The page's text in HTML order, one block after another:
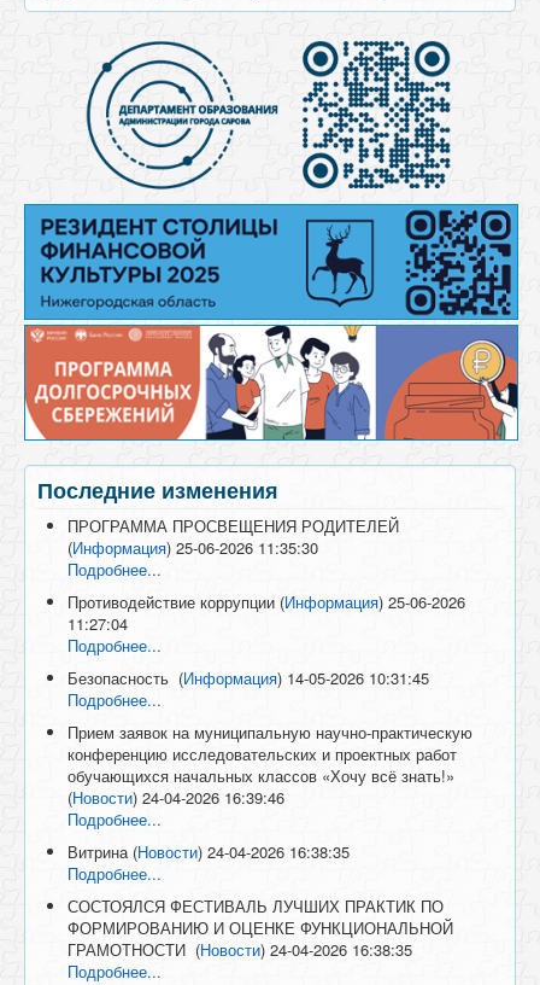
Последние изменения
ПРОГРАММА ПРОСВЕЩЕНИЯ РОДИТЕЛЕЙ
(Информация) 25-06-2026 11:35:30
Подробнее...
Противодействие коррупции (Информация) 25-06-2026
11:27:04
Подробнее...
Безопасность (Информация) 14-05-2026 10:31:45
Подробнее...
Прием заявок на муниципальную научно-практическую
конференцию исследовательских и проектных работ
обучающихся начальных классов «Хочу всё знать!»
(Новости) 24-04-2026 16:39:46
Подробнее...
Витрина (Новости) 24-04-2026 16:38:35
Подробнее...
СОСТОЯЛСЯ ФЕСТИВАЛЬ ЛУЧШИХ ПРАКТИК ПО
ФОРМИРОВАНИЮ И ОЦЕНКЕ ФУНКЦИОНАЛЬНОЙ
ГРАМОТНОСТИ (Новости) 24-04-2026 16:38:35
Подробнее...